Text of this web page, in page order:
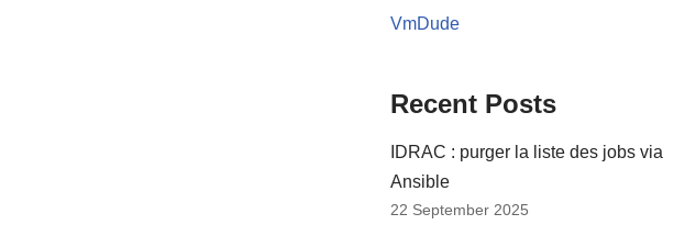
VmDude
Recent Posts
IDRAC : purger la liste des jobs via
Ansible
22 September 2025